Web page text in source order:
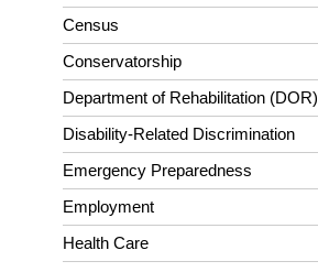
Census
Conservatorship
Department of Rehabilitation (DOR)
Disability-Related Discrimination
Emergency Preparedness
Employment
Health Care